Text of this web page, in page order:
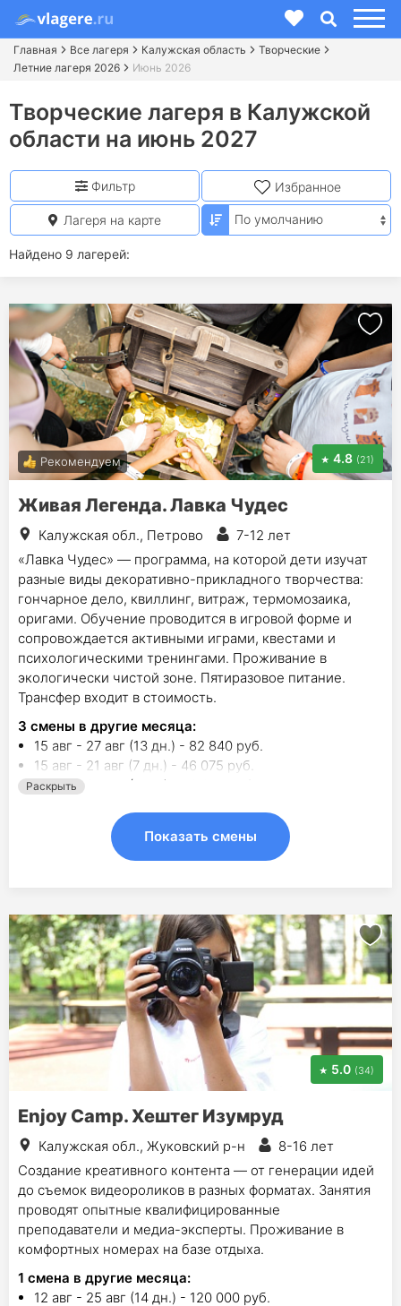
Главная Все лагеря Калужская область
Творческие
Летние лагеря 2026
Июнь 2026
Творческие лагеря в Калужской
области на июнь 2027
Найдено 9 лагерей:
Фильтр Избранное
Лагеря на карте
Рекомендуем 4.8 (21)
Живая Легенда. Лавка Чудес
Калужская обл., Петрово
7-12 лет
«Лавка Чудес» — программа, на которой дети изучат
разные виды декоративно-прикладного творчества:
гончарное дело, квиллинг, витраж, термомозаика,
оригами. Обучение проводится в игровой форме и
сопровождается активными играми, квестами и
психологическими тренингами. Проживание в
экологически чистой зоне. Пятиразовое питание.
Трансфер входит в стоимость.
3 смены в другие месяца:
15 авг - 27 авг (13 дн.) - 82 840 руб.
15 авг - 21 авг (7 дн.) - 46 075 руб.
21 авг - 27 авг (7 дн.) - 46 075 руб.
Раскрыть
Показать смены
5.0 (34)
Enjoy Camp. Хештег Изумруд
Калужская обл., Жуковский р-н
8-16 лет
Создание креативного контента — от генерации идей
до съемок видеороликов в разных форматах. Занятия
проводят опытные квалифицированные
преподаватели и медиа-эксперты. Проживание в
комфортных номерах на базе отдыха.
1 смена в другие месяца:
12 авг - 25 авг (14 дн.) - 120 000 руб.